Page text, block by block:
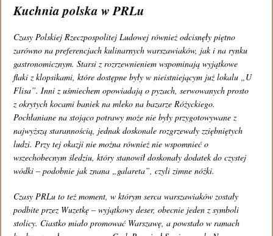
Kuchnia polska w PRLu
Czasy Polskiej Rzeczpospolitej Ludowej również odcisnęły piętno
zarówno na preferencjach kulinarnych warszawiaków, jak i na rynku
gastronomicznym. Starsi z rozrzewnieniem wspominają wyjątkowe
flaki z klopsikami, które dostępne były w nieistniejącym już lokalu „U
Flisa”. Inni z uśmiechem opowiadają o pyzach, serwowanych prosto
z okrytych kocami baniek na mleko na bazarze Różyckiego.
Pochłaniane na stojąco potrawy może nie były przygotowywane z
najwyższą starannością, jednak doskonale rozgrzewały zziębniętych
ludzi. Przy tej okazji nie można również nie wspomnieć o
wszechobecnym śledziu, który stanowił doskonały dodatek do czystej
wódki – podobnie jak znana „galareta”, czyli zimne nóżki.
Czasy PRLu to też moment, w którym serca warszawiaków zostały
podbite przez Wuzetkę – wyjątkowy deser, obecnie jeden z symboli
stolicy. Ciastko miało promować Warszawę, a powstało w ramach
Znajdź nas na: